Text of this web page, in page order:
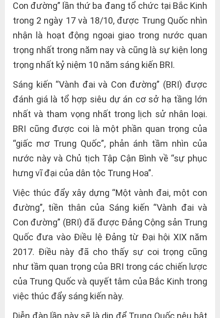
Con đường” lần thứ ba đang tổ chức tại Bắc Kinh
trong 2 ngày 17 và 18/10, được Trung Quốc nhìn
nhận là hoạt động ngoại giao trong nước quan
trọng nhất trong năm nay và cũng là sự kiện long
trọng nhất kỷ niệm 10 năm sáng kiến BRI.
Sáng kiến “Vành đai và Con đường” (BRI) được
đánh giá là tổ hợp siêu dự án cơ sở hạ tầng lớn
nhất và tham vọng nhất trong lịch sử nhân loại.
BRI cũng được coi là một phần quan trọng của
“giấc mơ Trung Quốc”, phản ánh tầm nhìn của
nước này và Chủ tịch Tập Cận Bình về “sự phục
hưng vĩ đại của dân tộc Trung Hoa”.
Việc thúc đẩy xây dựng “Một vành đai, một con
đường”, tiền thân của Sáng kiến “Vành đai và
Con đường” (BRI) đã được Đảng Cộng sản Trung
Quốc đưa vào Điều lệ Đảng từ Đại hội XIX năm
2017. Điều này đã cho thấy sự coi trọng cũng
như tầm quan trọng của BRI trong các chiến lược
của Trung Quốc và quyết tâm của Bắc Kinh trong
việc thúc đẩy sáng kiến này.
Diễn đàn lần này sẽ là dịp để Trung Quốc nêu bật